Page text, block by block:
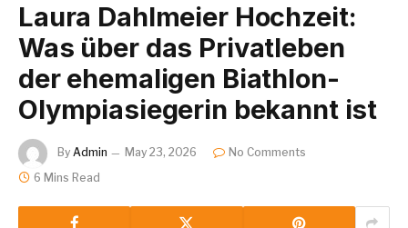
Laura Dahlmeier Hochzeit:
Was über das Privatleben
der ehemaligen Biathlon-
Olympiasiegerin bekannt ist
By Admin May 23, 2026
No Comments
6 Mins Read